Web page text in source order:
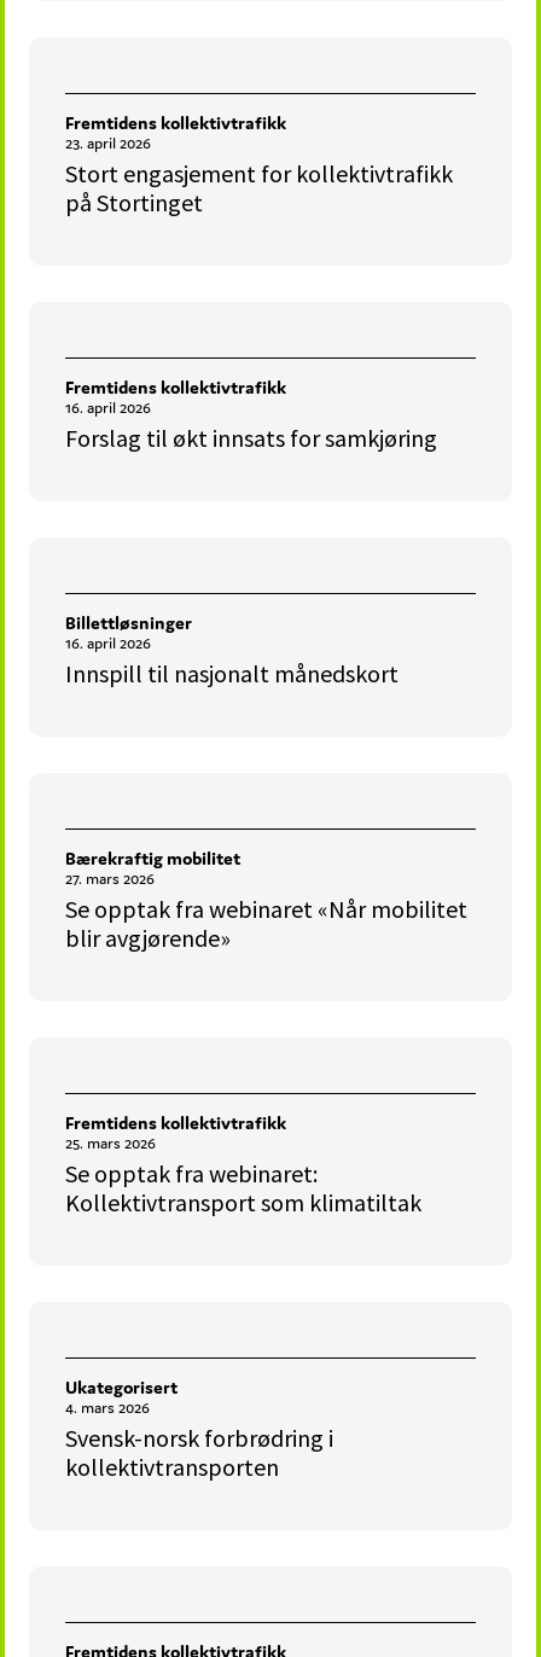
Fremtidens kollektivtrafikk
23. april 2026
Stort engasjement for kollektivtrafikk
på Stortinget
Fremtidens kollektivtrafikk
16. april 2026
Forslag til økt innsats for samkjøring
Billettløsninger
16. april 2026
Innspill til nasjonalt månedskort
Bærekraftig mobilitet
27. mars 2026
Se opptak fra webinaret «Når mobilitet
blir avgjørende»
Fremtidens kollektivtrafikk
25. mars 2026
Se opptak fra webinaret:
Kollektivtransport som klimatiltak
Ukategorisert
4. mars 2026
Svensk-norsk forbrødring i
kollektivtransporten
Fremtidens kollektivtrafikk